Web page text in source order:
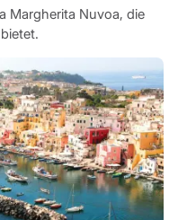
Margherita Nuvoa, die